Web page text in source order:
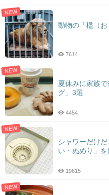
NEW
動物の「檻（
7614
NEW
夏休みに家族
グ」3選
4454
NEW
シャワーだけ
い・ぬめり」
19615
NEW